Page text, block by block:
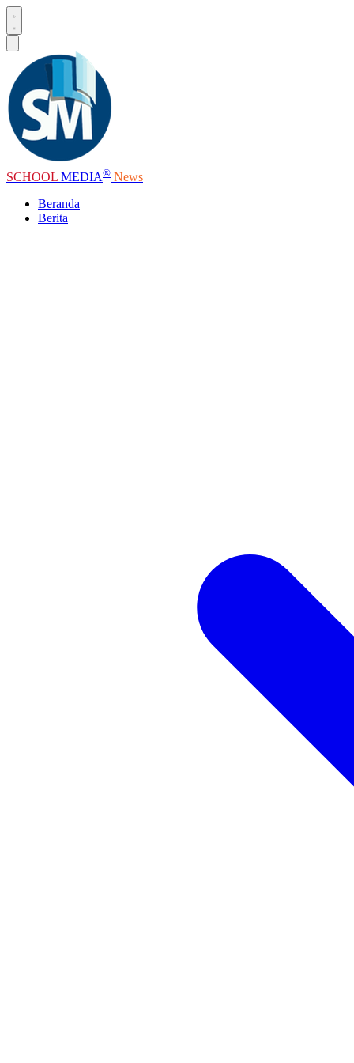
SCHOOL MEDIA® News
Beranda
Berita